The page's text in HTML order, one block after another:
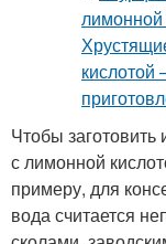
Чтобы
с лимонной
примеру, для
вода считается